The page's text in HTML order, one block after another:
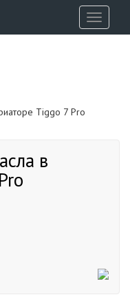
Toggle
в